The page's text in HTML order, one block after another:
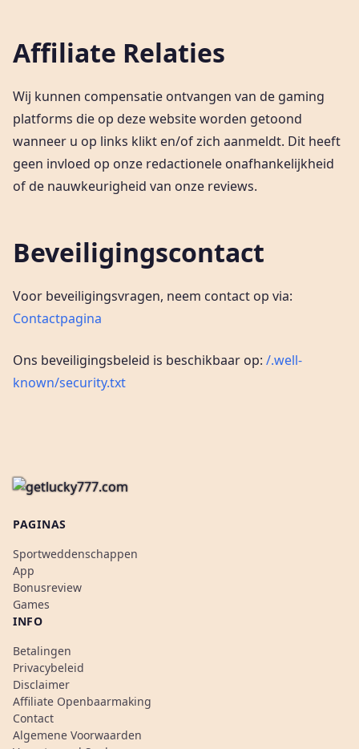
Affiliate Relaties
Wij kunnen compensatie ontvangen van de gaming
platforms die op deze website worden getoond
wanneer u op links klikt en/of zich aanmeldt. Dit heeft
geen invloed op onze redactionele onafhankelijkheid
of de nauwkeurigheid van onze reviews.
Beveiligingscontact
Voor beveiligingsvragen, neem contact op via:
Contactpagina
Ons beveiligingsbeleid is beschikbaar op: /.well-
known/security.txt
PAGINAS
Sportweddenschappen
App
Bonusreview
Games
INFO
Betalingen
Privacybeleid
Disclaimer
Affiliate Openbaarmaking
Contact
Algemene Voorwaarden